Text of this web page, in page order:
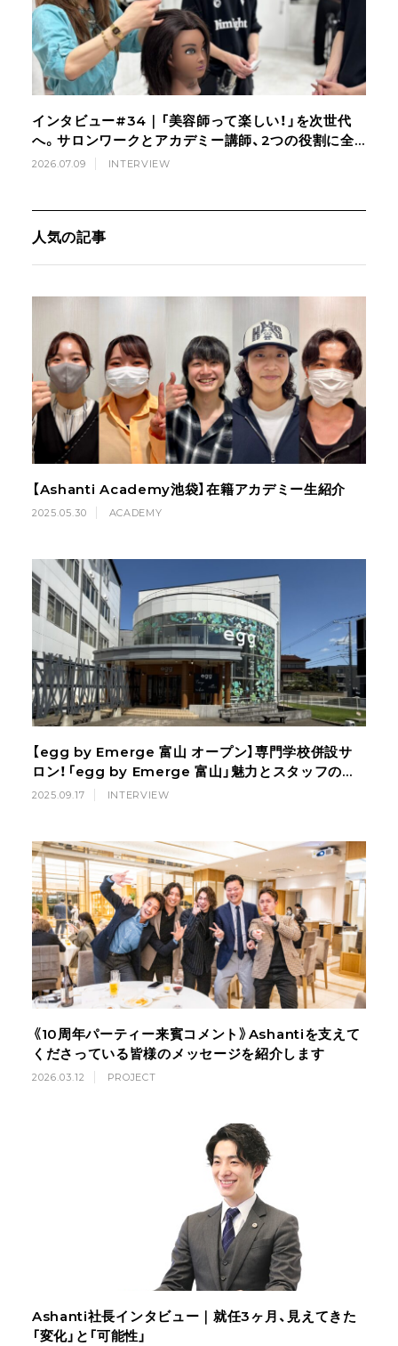
インタビュー#34｜「美容師って楽しい！」を次世代
へ。サロンワークとアカデミー講師、2つの役割に全
力で向き合う美容師の挑戦
2026.07.09 INTERVIEW
人気の記事
【Ashanti Academy池袋】在籍アカデミー生紹介
2025.05.30 ACADEMY
【egg by Emerge 富山 オープン】専門学校併設サ
ロン！「egg by Emerge 富山」魅力とスタッフの想
い
2025.09.17 INTERVIEW
《10周年パーティー来賓コメント》Ashantiを支えて
くださっている皆様のメッセージを紹介します
2026.03.12 PROJECT
Ashanti社長インタビュー｜就任3ヶ月、見えてきた
「変化」と「可能性」